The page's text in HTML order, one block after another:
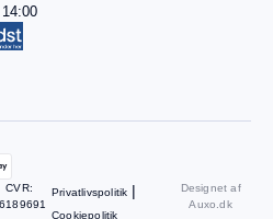
CVR:
Privatlivspolitik |
Cookiepolitik
Designet af
Auxo.dk